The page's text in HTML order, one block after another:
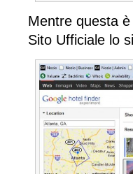
Mentre questa è
Sito Ufficiale lo